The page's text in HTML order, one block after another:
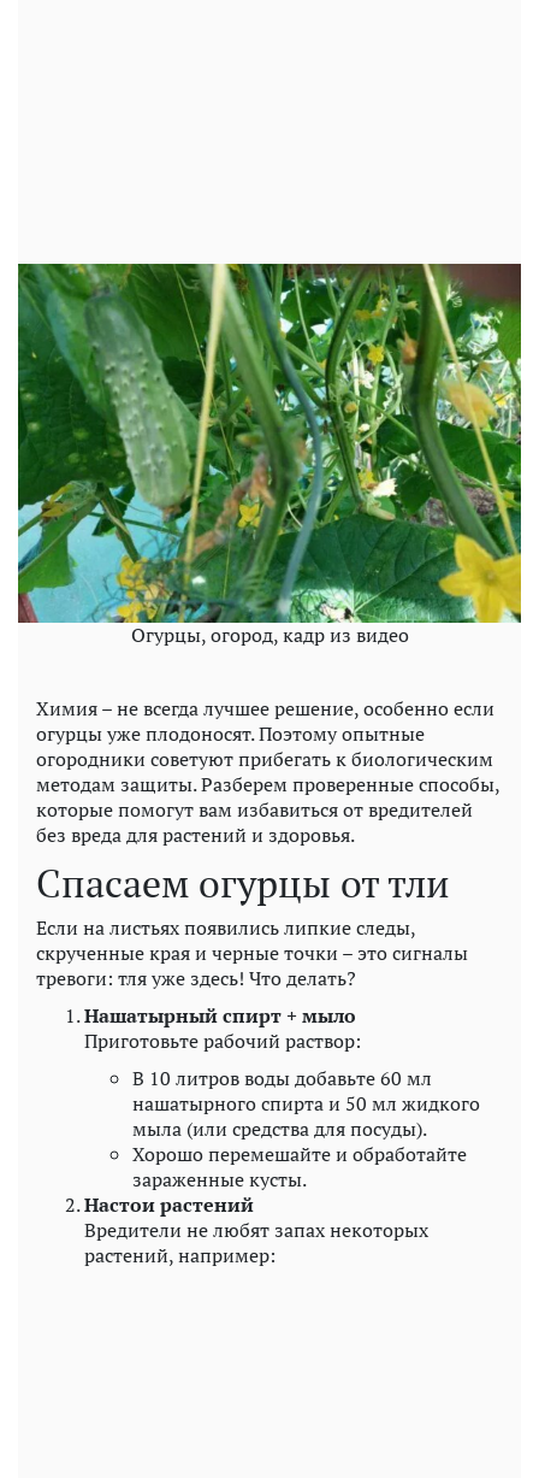
Огурцы, огород, кадр из видео
Химия – не всегда лучшее решение, особенно если
огурцы уже плодоносят. Поэтому опытные
огородники советуют прибегать к биологическим
методам защиты. Разберем проверенные способы,
которые помогут вам избавиться от вредителей
без вреда для растений и здоровья.
Спасаем огурцы от тли
Если на листьях появились липкие следы,
скрученные края и черные точки – это сигналы
тревоги: тля уже здесь! Что делать?
Нашатырный спирт + мыло
Приготовьте рабочий раствор:
В 10 литров воды добавьте 60 мл
нашатырного спирта и 50 мл жидкого
мыла (или средства для посуды).
Хорошо перемешайте и обработайте
зараженные кусты.
Настои растений
Вредители не любят запах некоторых
растений, например: